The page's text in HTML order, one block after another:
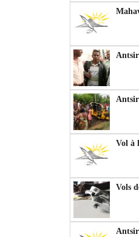
Vol à
Vols